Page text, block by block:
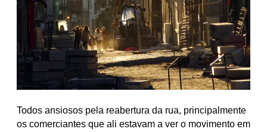
Todos ansiosos pela reabertura da rua, principalmente
os comerciantes que ali estavam a ver o movimento em